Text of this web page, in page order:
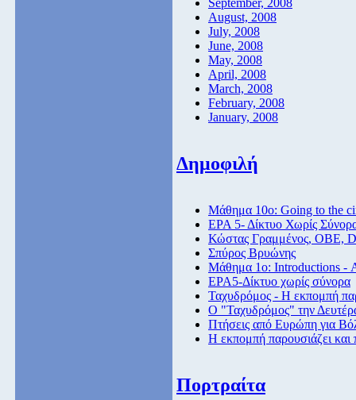
September, 2008
August, 2008
July, 2008
June, 2008
May, 2008
April, 2008
March, 2008
February, 2008
January, 2008
Δημοφιλή
Μάθημα 10ο: Going to the
ΕΡΑ 5- Δίκτυο Χωρίς
Κώστας Γραμμένος, ΟΒΕ,
Σπύρος Βρυώνης
Μάθημα 1ο: Introductions -
ΕΡΑ5-Δίκτυο χωρίς σύνορα
Ταχυδρόμος - Η εκπομπή
Ο "Ταχυδρόμος" την
Πτήσεις από Eυρώπη για
Η εκπομπή παρουσιάζει και
Πορτραίτα